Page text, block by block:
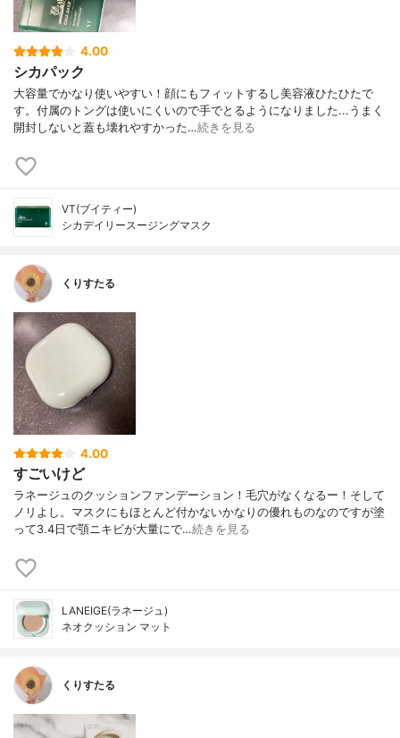
4.00
シカパック
大容量でかなり使いやすい！顔にもフィットするし美容液ひたひたで
す。付属のトングは使いにくいので手でとるようになりました...うまく
開封しないと蓋も壊れやすかった…続きを見る
VT(ブイティー)
シカデイリースージングマスク
くりすたる
4.00
すごいけど
ラネージュのクッションファンデーション！毛穴がなくなるー！そして
ノリよし。マスクにもほとんど付かないかなりの優れものなのですが塗
って3.4日で顎ニキビが大量にで…続きを見る
LANEIGE(ラネージュ)
ネオクッション マット
くりすたる